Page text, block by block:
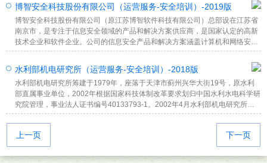
博智安全科技股份有限公司（运营服务-安全培训）-2019版
博智安全科技股份有限公司（原江苏博智软件科技有限公司）总部设在江苏省
南京市，是专注于信息安全领域的产品和解决方案供应商，是国家认定的高新
技术企业和软件企业。公司的信息安全产品和解决方案涵盖计算机和网络安
全、工控安全、大数据安全、云计算安全和电子取证等诸多领域。公司秉承“智
行千里”的企业文化，服务于军工、政府、金融、能源等行业，获得了用户的肯
定。公司 2018年营业收入 10600多万元，净利润 2700多万元。目前公司拥
有“工控盾”系列、“取证通”系列、“安全御”系列、“近卫军”系列和“维思得”系列等
多个产品线，公司已通过国军标质量管理体系、 CMMI5和信息系统集成及服
务三级等标准化认证，并严格按照认证要求对公司的管理体系、产品生产和技
术服务的各环节进行严格控制，充分保证产品和服务品质，帮助客户从信息安
先进的服务理念和专业的服务团队，博智立志成为国内一流的信息安全研发基
地、产品供应商和技术支持与服务中心，成为中国信息安全领域的领军企业。
水利部机电研究所（运营服务-安全培训）-2018版
水利部机电研究所筹建于1979年，座落于天津市蓟州兴华大街19号，原水利
部直属事业单位，2002年根据国家科技体制改革要求划归中国水利水电科学研
究院管理，事业法人证书编号40133793-1。2002年4月水利部机电研究所投
资注册国有独资企业“天津水利电力机电研究所”。水利部机电研究所工控网络
安全测评中心是专门从事水利工控网络安全研究、检测、评估、治理及培训等
服务工作的专业测评机构，座落于北京市复兴路甲1号中国水利水电科学研究
院内。测评中心拥有先进的水利工控网络安全实验室，可以构造多种测评环
境，实现对工控软硬件产品、网络设备和安全进行测评。并且具有信息安全风
上一页 下一页